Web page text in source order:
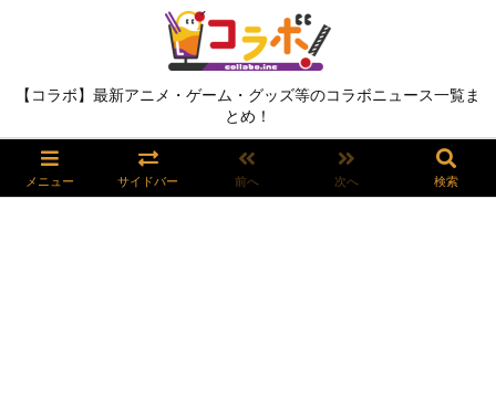
【コラボ】最新アニメ・ゲーム・グッズ等のコラボニュース一覧ま
とめ！
メニュー サイドバー 前へ 次へ 検索